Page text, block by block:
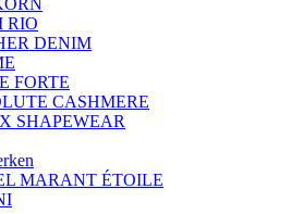
RIO
DENIM
FORTE
CASHMERE
SHAPEWEAR
MARANT ÉTOILE